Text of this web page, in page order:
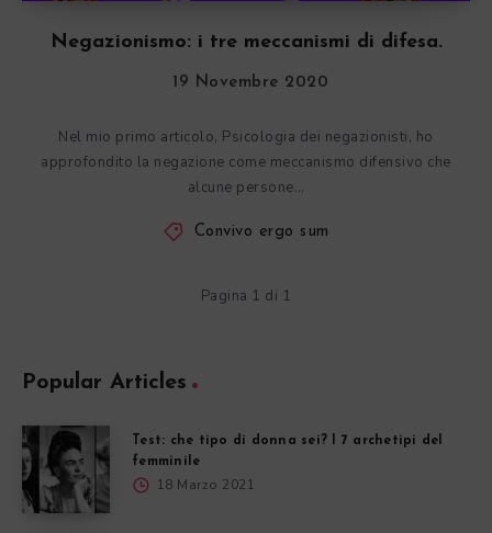
Negazionismo: i tre meccanismi di difesa.
19 Novembre 2020
Nel mio primo articolo, Psicologia dei negazionisti, ho
approfondito la negazione come meccanismo difensivo che
alcune persone…
Convivo ergo sum
Pagina 1 di 1
Popular Articles
Test: che tipo di donna sei? I 7 archetipi del
femminile
18 Marzo 2021